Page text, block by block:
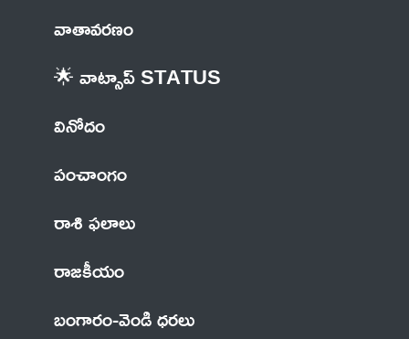
వాతావరణం
🌟 వాట్సాప్ STATUS
వినోదం
పంచాంగం
రాశి ఫలాలు
రాజకీయం
బంగారం-వెండి ధరలు